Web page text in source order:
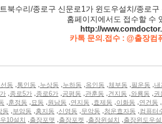
북수리/종로구 신문로1가 윈도우설치/종로
홈페이지에서도 접수할 수
http://
카톡 문의.접수 : @출장컴
동 ,통인동 ,누상동 ,누하동 ,옥인동 ,체부동 ,필운동 ,내
,종로5가 ,종로6가 ,공평동 ,관훈동 ,견지동 ,와룡동 ,권
,훈정동 ,묘동 ,원남동 ,연지동 ,효제동 ,이화동 ,연건동 ,
동 ,부암동 ,홍지동 ,신영동 ,무악동 ,청운효자동 ,컴퓨터
10설치 ,출장포맷 ,출장포켓 ,출장윈설치 ,출장윈도우설